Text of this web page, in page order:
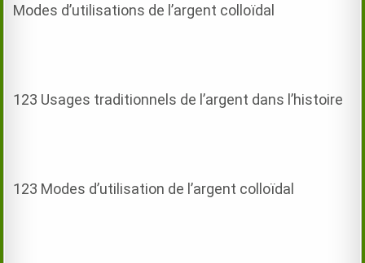
Modes d’utilisations de l’argent colloïdal
123 Usages traditionnels de l’argent dans l’histoire
123 Modes d’utilisation de l’argent colloïdal